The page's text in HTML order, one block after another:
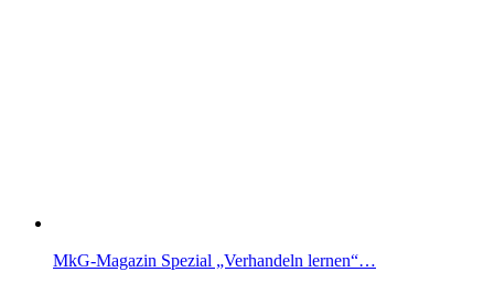
MkG-Magazin Spezial „Verhandeln lernen“…